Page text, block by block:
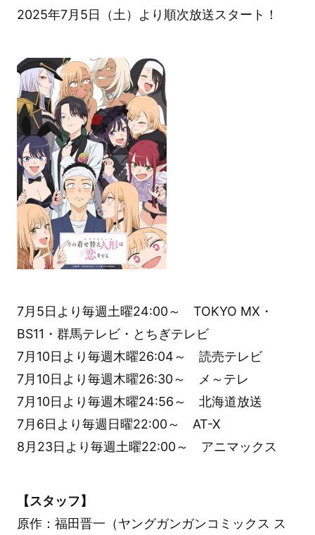
2025年7月5日（土）より順次放送スタート！
7月5日より毎週土曜24:00～ TOKYO MX・
BS11・群馬テレビ・とちぎテレビ
7月10日より毎週木曜26:04～ 読売テレビ
7月10日より毎週木曜26:30～ メ～テレ
7月10日より毎週木曜24:56～ 北海道放送
7月6日より毎週日曜22:00～ AT-X
8月23日より毎週土曜22:00～ アニマックス
【スタッフ】
原作：福田晋一（ヤングガンガンコミックス ス